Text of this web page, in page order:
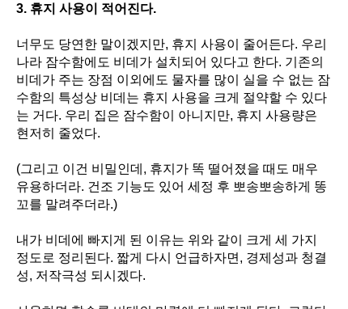
3. 휴지 사용이 적어진다.
너무도 당연한 말이겠지만, 휴지 사용이 줄어든다. 우리
나라 잠수함에도 비데가 설치되어 있다고 한다. 기존의
비데가 주는 장점 이외에도 물자를 많이 실을 수 없는 잠
수함의 특성상 비데는 휴지 사용을 크게 절약할 수 있다
는 거다. 우리 집은 잠수함이 아니지만, 휴지 사용량은
현저히 줄었다.
(그리고 이건 비밀인데 , 휴지가 똑 떨어졌을 때도 매우
유용하더라. 건조 기능도 있어 세정 후 뽀송뽀송하게 똥
꼬를 말려주더라.)
내가 비데에 빠지게 된 이유는 위와 같이 크게 세 가지
정도로 정리된다. 짧게 다시 언급하자면 , 경제성과 청결
성, 저작극성 되시겠다.